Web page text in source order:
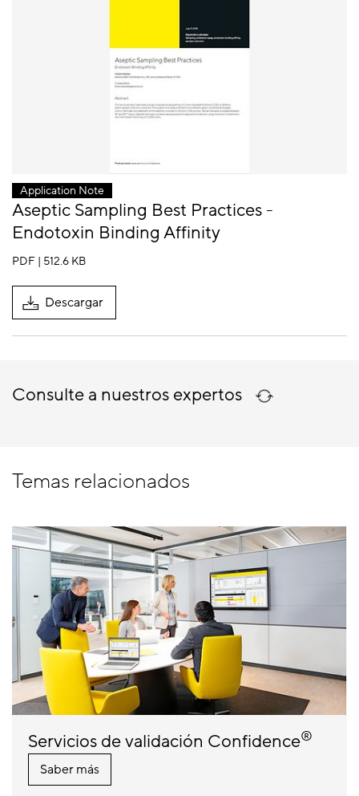
Application Note
Aseptic Sampling Best Practices -
Endotoxin Binding Affinity
PDF | 512.6 KB
Descargar
Consulte a nuestros expertos
Temas relacionados
Servicios de validación Confidence®
Saber más